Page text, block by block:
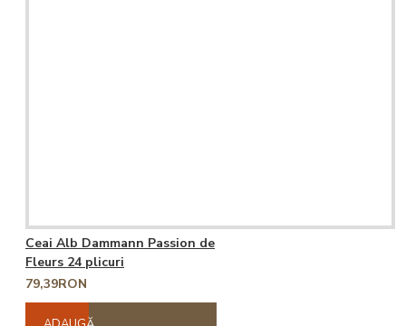
Ceai Alb Dammann Passion de
Fleurs 24 plicuri
79,39RON